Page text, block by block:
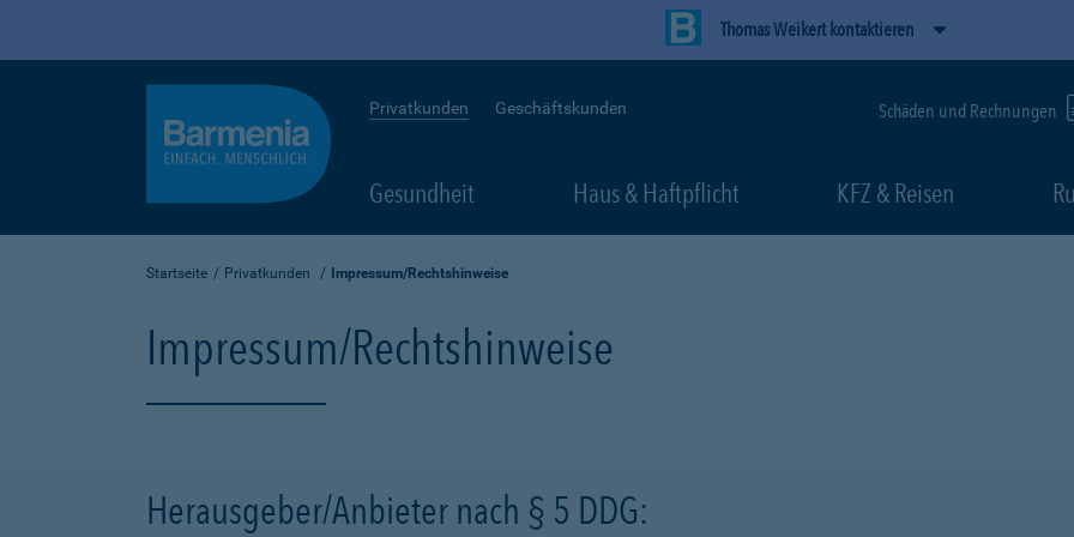
Thomas Weikert kontaktieren
Privatkunden Geschäftskunden Schäden und Rechnungen
Gesundheit Haus & Haftpflicht KFZ & Reisen
Startseite Privatkunden Impressum/Rechtshinweise
Impressum/Rechtshinweise
Herausgeber/Anbieter nach § 5 DDG: